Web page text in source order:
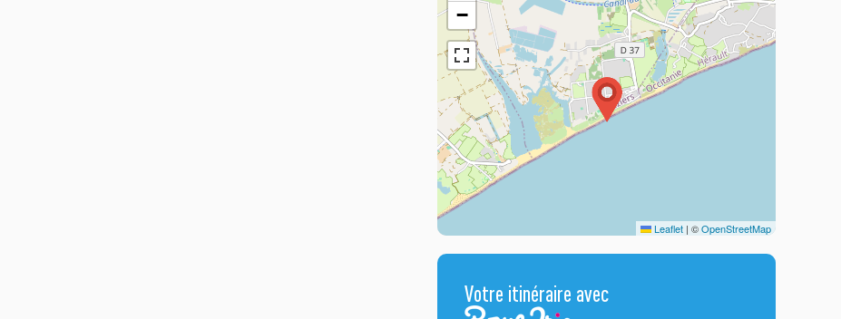
−
Leaflet | ©OpenStreetMap
Votre itinéraire avec